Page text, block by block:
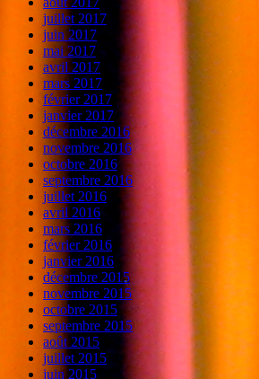
juillet 2017
juin 2017
mai 2017
avril 2017
mars 2017
février 2017
janvier 2017
décembre 2016
novembre 2016
octobre 2016
septembre 2016
juillet 2016
avril 2016
mars 2016
février 2016
janvier 2016
décembre 2015
novembre 2015
octobre 2015
septembre 2015
août 2015
juillet 2015
juin 2015